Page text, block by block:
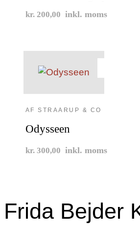
kr. 200,00 inkl. moms
AF STRAARUP & CO
Odysseen
kr. 300,00 inkl. moms
Frida Bejder